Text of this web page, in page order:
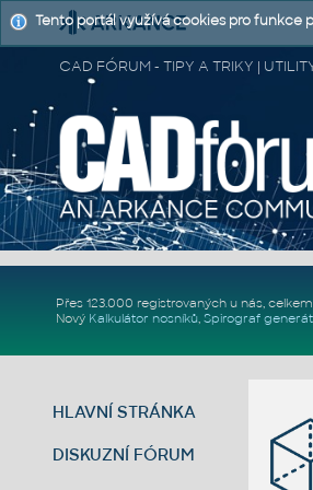
CAD FÓRUM - TIPY A TRIKY |
Přes 123.000 registrovaných u nás, celkem
Nový Kalkulátor nosníků, Spirograf
HLAVNÍ STRÁNKA
DISKUZNÍ FÓRUM
Tento portál využívá cookies pro funkce